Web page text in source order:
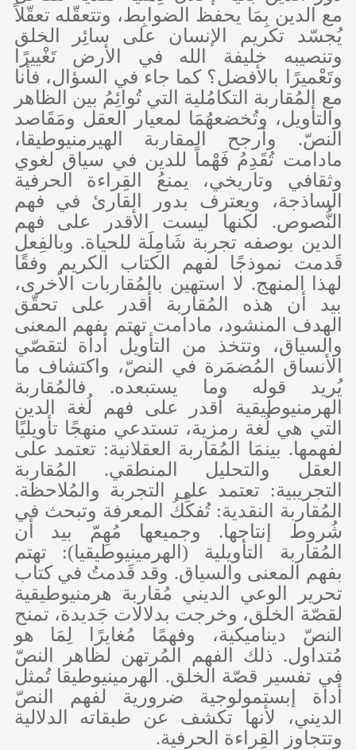
مع الدين بِمَا يحفظ الضوابِط، وتتعقّله تعقّلاً
يُجسّد تكريم الإنسان على سائِر الخلق
وتنصيبه خليفة الله في الأرض تَغْييرًا
وتَعْميرًا بالأفضل؟ كما جاء في السؤال، فأنا
مع المُقاربة التكامُلية التي تُوائِمُ بين الظاهر
والتأويل، وتُخضعهُمَا لمعيار العقل ومَقَاصد
النصّ. وأرجح المقاربة الهيرمنيوطيقا،
مادامت تُقَدِمُ فَهْماً للدين في سياق لغوي
وثقافي وتاريخي، يمنعُ القِراءة الحرفية
الساذجة، ويعترف بدور القارئ في فهم
النُّصوص. لكنها ليست الأقدر على فهم
الدين بوصفه تجربة شَامِلَة للحياة. وبالفِعل
قَدمت نموذجًا لفهم الكتاب الكريم وفقًا
لهذا المنهج. لا استهين بالمُقاربات الأخرى،
بيد أن هذه المُقاربة أقدر على تحقّق
الهدف المنشود، مادامت تهتم بفهم المعنى
والسياق، وتتخذ من التأويل أداة لتقصّي
الأنساق المُضمَرة في النصّ، واكتشاف ما
يُريد قوله وما يستبعده. فالمُقاربة
الهرمنيوطيقية أقدر على فهم لُغة الدين
التي هي لُغة رمزية، تستدعي منهجًا تأويليًا
لفهمها. بينمَا المُقاربة العقلانية: تعتمد على
العقل والتحليل المنطقي. المُقاربة
التجريبية: تعتمد على التجربة والمُلاحظة.
المُقاربة النقدية: تُفكِّكُ المعرفة وتبحث في
شُروط إنتاجها. وجميعها مُهِمّ بيد أن
المُقاربة التأويلية (الهرمينيوطيقيا): تهتم
بفهم المعنى والسياق. وقد قَدمتُ في كتاب
تحرير الوعي الديني مُقاربة هرمنيوطيقية
لقصّة الخلق، وخرجت بدلالات جَديدة، تمنح
النصّ ديناميكية، وفهمًا مُغايرًا لِمَا هو
مُتداول. ذلك الفهم المُرتهن لظاهر النصّ
في تفسير قصّة الخلق.
الهرمينيوطيقا تُمثل
أداة إبستمولوجية ضرورية لفهم النصّ
الديني، لأنها تكشف عن طبقاته الدلالية
وتتجاوز القِراءة الحرفية.